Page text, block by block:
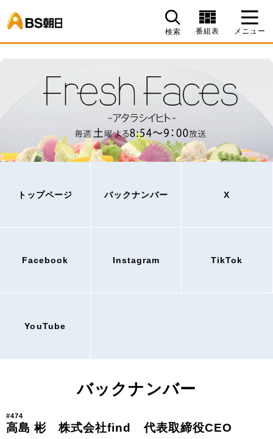
検索 番組表 メニュー
トップページ バックナンバー X
Facebook Instagram TikTok
YouTube
バックナンバー
#474
高島 彬 株式会社find 代表取締役CEO